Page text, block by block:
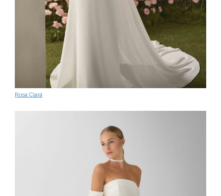
Rosa Clará